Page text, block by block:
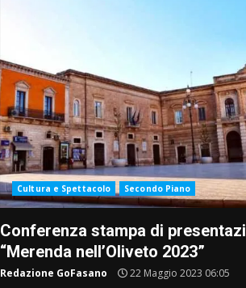
Cultura e Spettacolo Secondo Piano
Conferenza stampa di
“Merenda nell’Oliveto 2023”
Redazione GoFasano 22 Maggio 2023 06:05